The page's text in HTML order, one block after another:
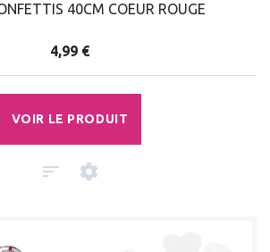
40CM COEUR ROUGE
4,99 €
VOIR LE PRODUIT